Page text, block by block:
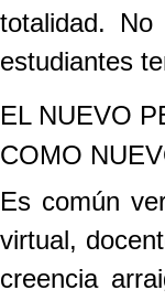
totalidad.
estudiantes
EL NUEVO
COMO
Es común
virtual,
creencia